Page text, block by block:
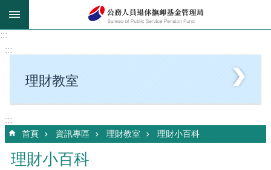
跳到主要內容區塊
:::
:::
理財教室
:::
首頁 資訊專區 理財教室 理財小百科
理財小百科